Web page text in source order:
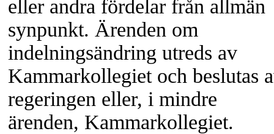
eller andra fördelar från allmän
synpunkt. Ärenden om
indelningsändring utreds av
Kammarkollegiet och beslutas
regeringen eller, i mindre
ärenden, Kammarkollegiet.